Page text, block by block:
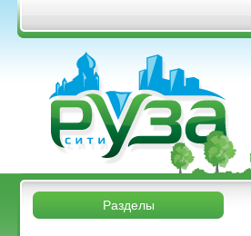
Перейти к основному содержанию
&bsps;
&bsps;
Разделы